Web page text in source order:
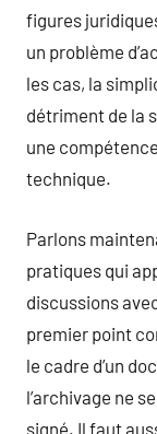
figures
un problème
les cas, la
détriment de la
une
technique.
Parlons
pratiques qui
discussions
premier point
le cadre d’un
l’archivage ne
signé. Il faut